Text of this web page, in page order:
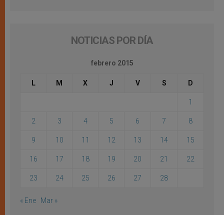
NOTICIAS POR DÍA
febrero 2015
L M X J V S D
1
2 3 4 5 6 7 8
9 10 11 12 13 14 15
16 17 18 19 20 21 22
23 24 25 26 27 28
« Ene Mar »